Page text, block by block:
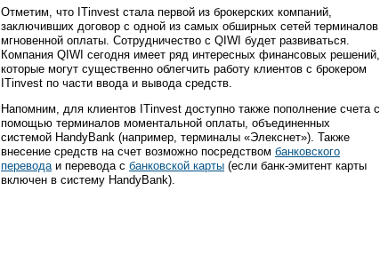
Отметим, что ITinvest стала первой из брокерских компаний,
заключивших договор с одной из самых обширных сетей терминалов
мгновенной оплаты. Сотрудничество с QIWI будет развиваться.
Компания QIWI сегодня имеет ряд интересных финансовых решений,
которые могут существенно облегчить работу клиентов с брокером
ITinvest по части ввода и вывода средств.
Напомним, для клиентов ITinvest доступно также пополнение счета с
помощью терминалов моментальной оплаты, объединенных
системой HandyBank (например, терминалы «Элекснет»). Также
внесение средств на счет возможно посредством банковского
перевода и перевода с банковской карты (если банк-эмитент карты
включен в систему HandyBank).